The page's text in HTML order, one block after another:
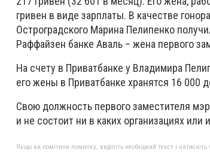
гривен в виде зарплаты. В качестве
Остроградского Марина Пелипенко
Раффайзен банке Аваль – жена первого
На счету в Приватбанке у Владимира
его жены в Приватбанке хранятся 16 000
Свою должность первого заместителя
и не состоит ни в каких организациях или
Якщо ви помітили помилку, виділіть необхідний текст і